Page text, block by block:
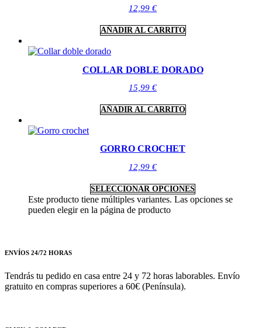
12,99 €
AÑADIR AL CARRITO
COLLAR DOBLE DORADO
15,99 €
AÑADIR AL CARRITO
GORRO CROCHET
12,99 €
SELECCIONAR OPCIONES
Este producto tiene múltiples variantes. Las opciones se
pueden elegir en la página de producto
ENVÍOS 24/72 HORAS
Tendrás tu pedido en casa entre 24 y 72 horas laborables. Envío
gratuito en compras superiores a 60€ (Península).